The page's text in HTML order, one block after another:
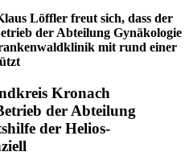
Löffler freut sich, dass der
der Abteilung Gynäkologie
mit rund einer
Kronach
der Abteilung
der Helios-